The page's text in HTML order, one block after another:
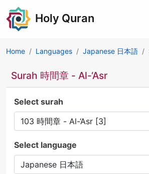
Holy Quran
Home Languages Japanese 日本語
Surah 時間章 - Al-‘Asr
Select surah
Select language